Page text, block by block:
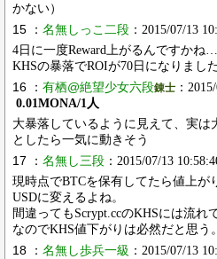
かない）
15 ： 名無しっこ二段 ：2015/07/13
4日に一度Reward上がるんですかね…
KHSの暴落でROIが70日になりまし
16 ： 有栖@絶望少女六段錬士 ：
0.01MONA/1人
大暴落しているように見えて、実は
としたら一気に動きそう
17 ： 名無し三段 ：2015/07/13
現時点でBTCを保有してたら値上が
USDに変えるよね。
間違ってもScrypt.ccのKHSには流れ
なのでKHS値下がりは必然だと思う。
18 ： 名無し歩兵一級 ：2015/07/13